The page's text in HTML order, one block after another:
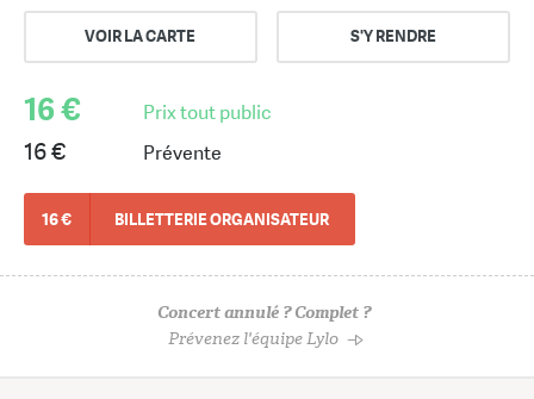
VOIR LA CARTE S'Y RENDRE
16 € Prix tout public
16 € Prévente
16 € BILLETTERIE ORGANISATEUR
Concert annulé ? Complet ?
Prévenez l'équipe Lylo